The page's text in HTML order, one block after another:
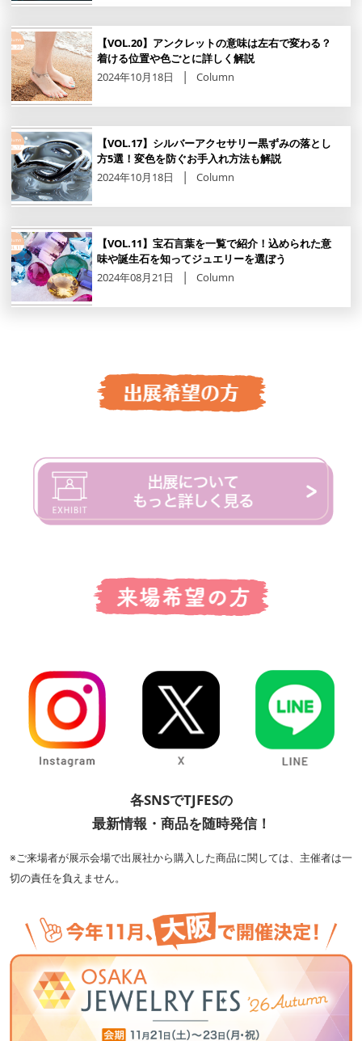
【VOL.20】アンクレットの意味は左右で変わる？
着ける位置や色ごとに詳しく解説
2024年10月18日
Column
【VOL.17】シルバーアクセサリー黒ずみの落とし
方5選！変色を防ぐお手入れ方法も解説
2024年10月18日
Column
【VOL.11】宝石言葉を一覧で紹介！込められた意
味や誕生石を知ってジュエリーを選ぼう
2024年08月21日
Column
各SNSでTJFESの
最新情報・商品を随時発信！
※ご来場者が展示会場で出展社から購入した商品に関しては、主催者は一
切の責任を負えません。